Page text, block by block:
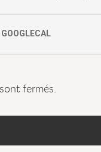
GOOGLECAL
fermés.